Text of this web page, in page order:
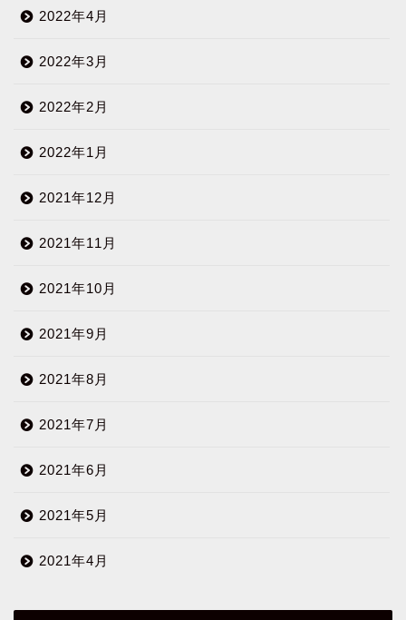
2022年4月
2022年3月
2022年2月
2022年1月
2021年12月
2021年11月
2021年10月
2021年9月
2021年8月
2021年7月
2021年6月
2021年5月
2021年4月